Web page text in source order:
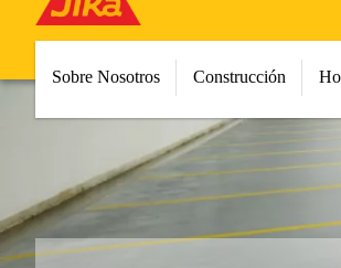
Sobre Nosotros Construcción